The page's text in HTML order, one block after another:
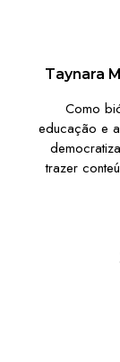
Taynara
Como
educação e
trazer